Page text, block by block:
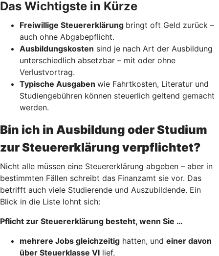
Das Wichtigste in Kürze
Freiwillige Steuererklärung bringt oft Geld zurück –
auch ohne Abgabepflicht.
Ausbildungskosten sind je nach Art der Ausbildung
unterschiedlich absetzbar – mit oder ohne
Verlustvortrag.
Typische Ausgaben wie Fahrtkosten, Literatur und
Studiengebühren können steuerlich geltend gemacht
werden.
Bin ich in Ausbildung oder Studium
zur Steuererklärung verpflichtet?
Nicht alle müssen eine Steuererklärung abgeben – aber in
bestimmten Fällen schreibt das Finanzamt sie vor. Das
betrifft auch viele Studierende und Auszubildende. Ein
Blick in die Liste lohnt sich:
Pflicht zur Steuererklärung besteht, wenn Sie …
mehrere Jobs gleichzeitig hatten, und einer davon
über Steuerklasse VI lief,